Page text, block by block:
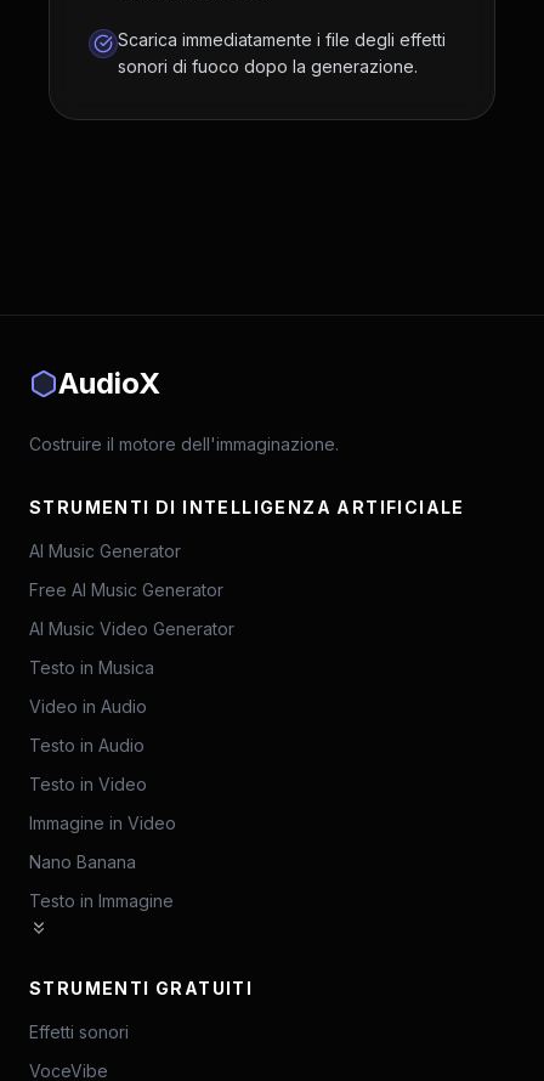
Scarica immediatamente i file degli effetti
sonori di fuoco dopo la generazione.
AudioX
Costruire il motore dell'immaginazione.
STRUMENTI DI INTELLIGENZA ARTIFICIALE
AI Music Generator
Free AI Music Generator
AI Music Video Generator
Testo in Musica
Video in Audio
Testo in Audio
Testo in Video
Immagine in Video
Nano Banana
Testo in Immagine
STRUMENTI GRATUITI
Effetti sonori
VoceVibe